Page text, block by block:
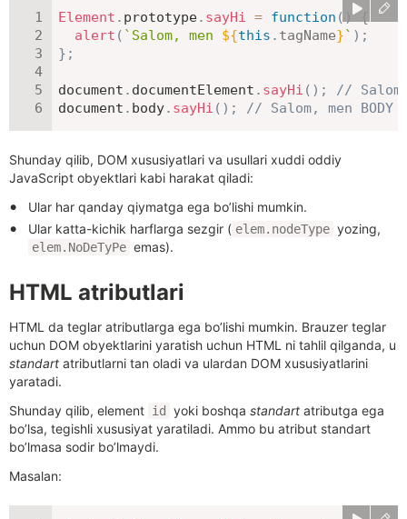
Element . prototype. sayHi = function ( )
{
alert ( ` Salom, men ${this . tagName}` ) ;
} ;
document . documentElement . sayHi ( ) ;
// Salom,
document . body. sayHi ( ) ; // Salom, men BODY
Shunday qilib, DOM xususiyatlari va usullari xuddi oddiy
JavaScript obyektlari kabi harakat qiladi:
Ular har qanday qiymatga ega bo’lishi mumkin.
Ular katta-kichik harflarga sezgir ( elem.nodeType yozing,
elem.NoDeTyPe emas).
HTML atributlari
HTML da teglar atributlarga ega bo’lishi mumkin. Brauzer teglar
uchun DOM obyektlarini yaratish uchun HTML ni tahlil qilganda, u
standart atributlarni tan oladi va ulardan DOM xususiyatlarini
yaratadi.
Shunday qilib, element id yoki boshqa standart atributga ega
bo’lsa, tegishli xususiyat yaratiladi. Ammo bu atribut standart
bo’lmasa sodir bo’lmaydi.
Masalan: